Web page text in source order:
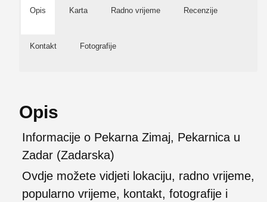
Opis Karta Radno vrijeme Recenzije
Kontakt Fotografije
Opis
Informacije o Pekarna Zimaj, Pekarnica u
Zadar (Zadarska)
Ovdje možete vidjeti lokaciju, radno vrijeme,
popularno vrijeme, kontakt, fotografije i